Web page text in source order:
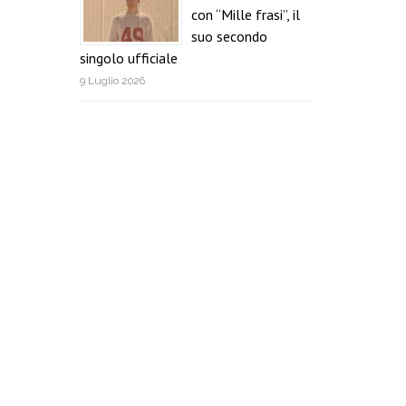
con “Mille frasi”, il
suo secondo
singolo ufficiale
9 Luglio 2026